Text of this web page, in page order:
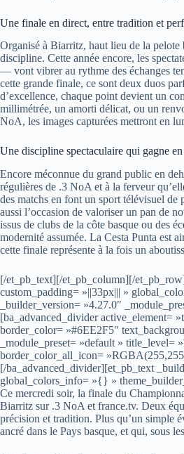
Une finale en direct, entre tradition et
Organisé à Biarritz, haut lieu de la pelote
discipline. Cette année encore, les
— vont vibrer au rythme des échanges
cette grande finale, ce sont deux duos
d’excellence, chaque point devient un
millimétrée, un amorti délicat, ou un
NoA, les images capturées mettront en
Une discipline spectaculaire qui gagne
Encore méconnue du grand public en
régulières de .3 NoA et à la ferveur
des matchs en font un sport télévisuel
aussi l’occasion de valoriser un pan de
issus de clubs de la côte basque ou des
modernité assumée. La Cesta Punta est
cette finale représente à la fois un
[/et_pb_text][/et_pb_column][/
custom_padding= »||33px||| »
_builder_version= »4.27.0″
[ba_advanced_divider active_element=
border_color= »#6EE2F5″
_module_preset= »default »
border_color_all_icon=
[/ba_advanced_divider][et_pb_text
global_colors_info= »{} »
Ce mercredi soir, la finale du
Biarritz sur .3 NoA et france.tv. Deux
précision et tradition. Plus qu’un simple
ancré dans le Pays basque, et qui, sous